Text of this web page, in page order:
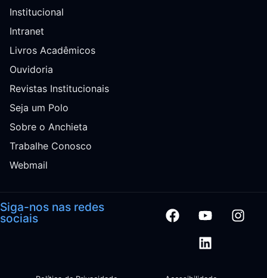
Institucional
Intranet
Livros Acadêmicos
Ouvidoria
Revistas Institucionais
Seja um Polo
Sobre o Anchieta
Trabalhe Conosco
Webmail
Siga-nos nas redes
sociais